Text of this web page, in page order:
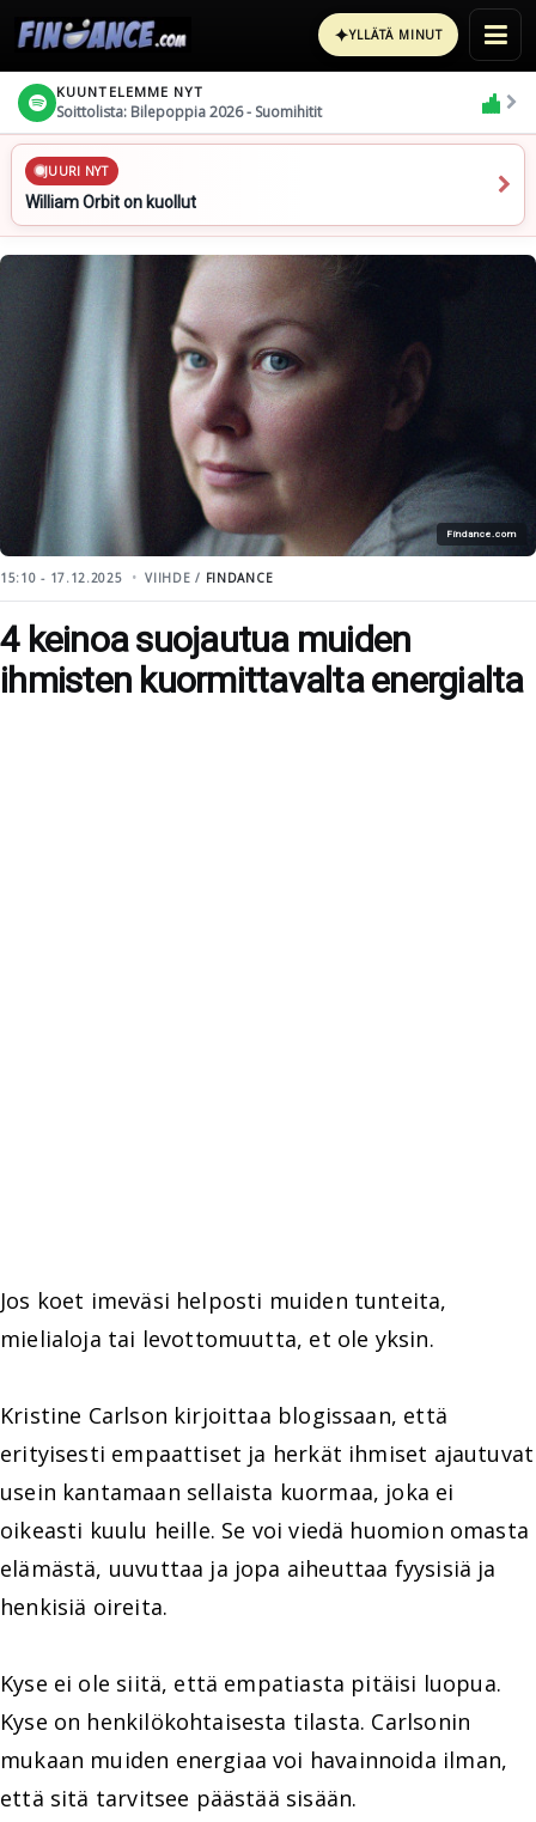
✦YLLÄTÄ MINUT
KUUNTELEMME NYT
Soittolista: Bilepoppia 2026 - Suomihitit
JUURI NYT
William Orbit on kuollut
Findance.com
15:10 - 17.12.2025 VIIHDE / FINDANCE
4 keinoa suojautua muiden
ihmisten kuormittavalta energialta
Jos koet imeväsi helposti muiden tunteita,
mielialoja tai levottomuutta, et ole yksin.
Kristine Carlson kirjoittaa blogissaan, että
erityisesti empaattiset ja herkät ihmiset ajautuvat
usein kantamaan sellaista kuormaa, joka ei
oikeasti kuulu heille. Se voi viedä huomion omasta
elämästä, uuvuttaa ja jopa aiheuttaa fyysisiä ja
henkisiä oireita.
Kyse ei ole siitä, että empatiasta pitäisi luopua.
Kyse on henkilökohtaisesta tilasta. Carlsonin
mukaan muiden energiaa voi havainnoida ilman,
että sitä tarvitsee päästää sisään.